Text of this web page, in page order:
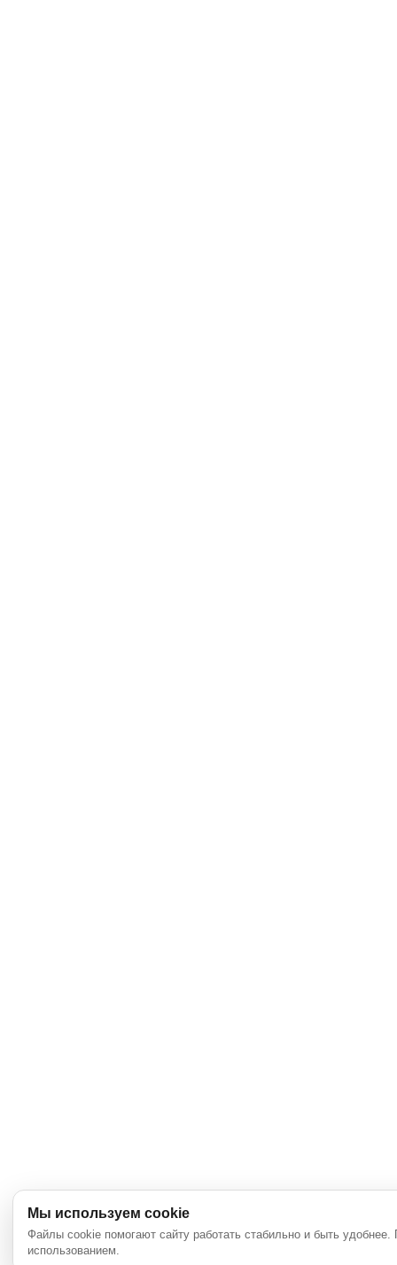
Мы используем cookie
Файлы cookie помогают сайту работать стабильно и быть
использованием.